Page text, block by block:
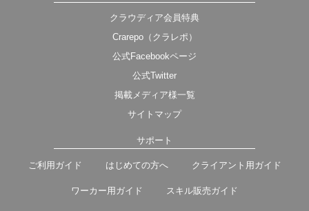
クラウディア会員特典
Crarepo（クラレポ）
公式Facebookページ
公式Twitter
掲載メディア様一覧
サイトマップ
サポート
ご利用ガイド はじめての方へ クライアント用ガイド
ワーカー用ガイド スキル販売ガイド